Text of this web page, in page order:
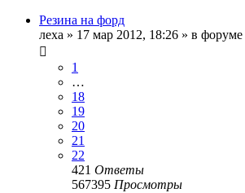
Резина на форд
леха » 17 мар 2012, 18:26 » в форуме
1
…
18
19
20
21
22
421 Ответы
567395 Просмотры